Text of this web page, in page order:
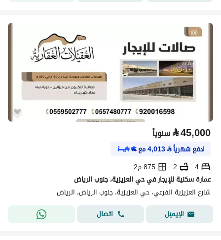
⃁45,000 سنوياً
ادفع شهرياً⃁
4,013مع
4
2
875 م2
عمارة سكنية للإيجار في حي العزيزية، جنوب الرياض
شارع العزيزية الفرعي، حي العزيزية، جنوب الرياض، الرياض
الإيميل
اتصال